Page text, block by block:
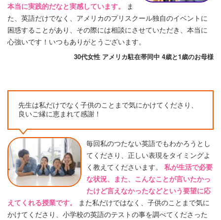
本当に実践的だなと実感しています。
ま
た、英語だけでなく、アメリカのプリスクール独自のイベントに
困惑することがあり、その際には相談にさせていただき、本当に
心強いです！いつもありがとうございます。
30代女性 アメリカ駐在帯同中 4歳と1歳のお母様
先生は私だけでなく子供のことまで気にかけてくださり、
良いご縁に恵まれて感謝！
毎回私のつたない英語でもわかろうとし
てくださり、正しい表現をタイミングよ
く教えてくださいます。 私が生活で必要
な状況、また、こんなことが言いたかっ
たけど言えなかったなどという要望に応
えてくれる授業です。
また私だけではなく、子供のことまで気に
かけてくださり、小学校の英語のテストの事を調べてくださった